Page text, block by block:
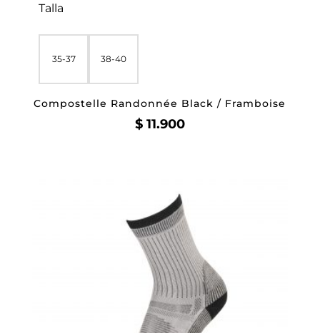
Talla
35-37 38-40
Compostelle Randonnée Black / Framboise
$11.900